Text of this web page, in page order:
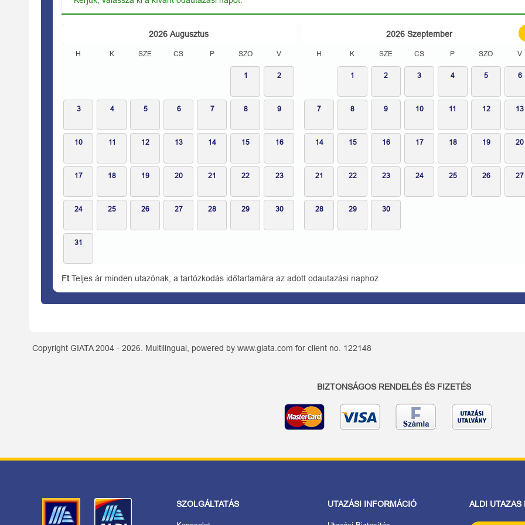
2026 Augusztus
H K SZE CS P SZO V
1 2
3 4 5 6 7 8 9
10 11 12 13 14 15 16
17 18 19 20 21 22 23
24 25 26 27 28 29 30
31
2026 Szeptember
H K SZE CS P SZO V
1 2 3 4 5 6
7 8 9 10 11 12 13
14 15 16 17 18 19 20
21 22 23 24 25 26 27
28 29 30
FtTeljes ár minden utazónak, a tartózkodás időtartamára az adott odautazási naphoz
Copyright GIATA 2004 - 2026. Multilingual, powered by www.giata.com for client no. 122148
BIZTONSÁGOS RENDELÉS ÉS FIZETÉS
SZOLGÁLTATÁS UTAZÁSI INFORMÁCIÓ ALDI UTAZAS